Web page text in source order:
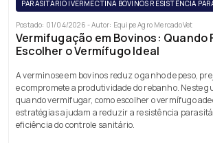
PARASITÁRIO IVERMECTINA BOVINOS RESISTÊNCIA
Postado: 01/04/2026 - Autor: Equipe Agro MercadoVet
Vermifugação em Bovinos: Quando
Escolher o Vermífugo Ideal
A verminose em bovinos reduz o ganho de peso,
e compromete a produtividade do rebanho. Neste
quando vermifugar, como escolher o vermífugo
estratégias ajudam a reduzir a resistência
eficiência do controle sanitário.